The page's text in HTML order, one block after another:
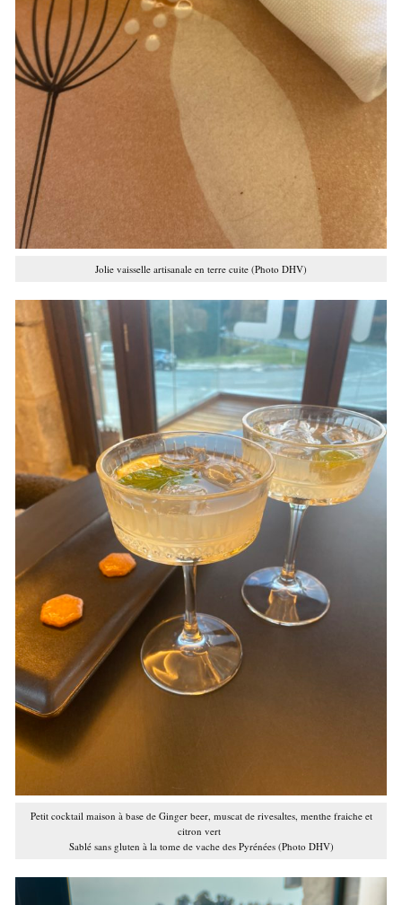
Jolie vaisselle artisanale en terre cuite (Photo DHV)
Petit cocktail maison à base de Ginger beer, muscat de rivesaltes, menthe fraiche et
citron vert
Sablé sans gluten à la tome de vache des Pyrénées (Photo DHV)